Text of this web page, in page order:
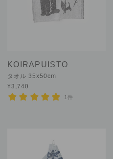
KOIRAPUISTO
タオル 35x50cm
¥3,740
1件